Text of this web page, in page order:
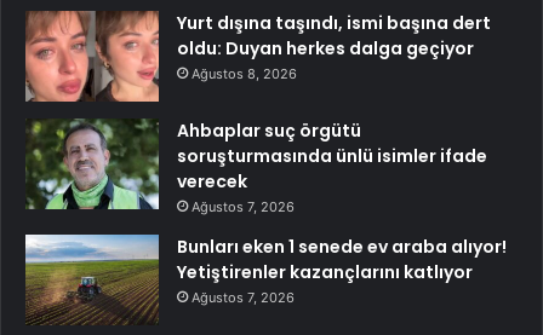
Yurt dışına taşındı, ismi başına dert
oldu: Duyan herkes dalga geçiyor
Ağustos 8, 2026
Ahbaplar suç örgütü
soruşturmasında ünlü isimler ifade
verecek
Ağustos 7, 2026
Bunları eken 1 senede ev araba alıyor!
Yetiştirenler kazançlarını katlıyor
Ağustos 7, 2026